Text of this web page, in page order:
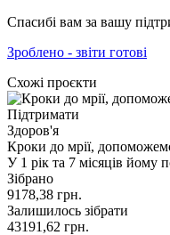
Спасибі вам за вашу
Зроблено - звіти готові
Схожі проєкти
Підтримати
Здоров'я
Кроки до мрії,
У 1 рік та 7 місяців йому
Зібрано
9178,38 грн.
Залишилось зібрати
43191,62 грн.